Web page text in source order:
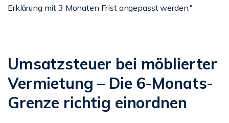
Erklärung mit 3 Monaten Frist angepasst werden."
Umsatzsteuer bei möblierter
Vermietung – Die 6-Monats-
Grenze richtig einordnen